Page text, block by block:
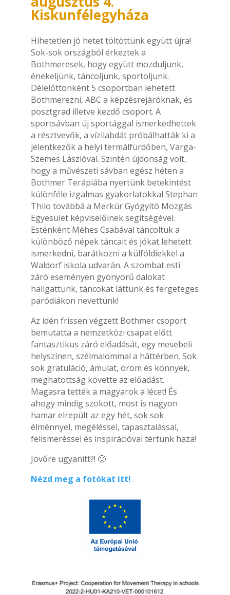
Kiskunfélegyháza
Hihetetlen jó hetet töltöttünk együtt újra!
Sok-sok országból érkeztek a
Bothmeresek, hogy együtt mozduljunk,
énekeljünk, táncoljunk, sportoljunk.
Délelőttönként 5 csoportban lehetett
Bothmerezni, ABC a képzésrejáróknak, és
posztgrad illetve kezdő csoport. A
sportsávban új sportággal ismerkedhettek
a résztvevők, a vízilabdát próbálhatták ki a
jelentkezők a helyi termálfürdőben, Varga-
Szemes Lászlóval. Szintén újdonság volt,
hogy a művészeti sávban egész héten a
Bothmer Terápiába nyertünk betekintést
különféle izgalmas gyakorlatokkal Stephan
Thilo továbbá a Merkúr Gyógyító Mozgás
Egyesület képviselőinek segítségével.
Esténként Méhes Csabával táncoltuk a
különböző népek táncait és jókat lehetett
ismerkedni, barátkozni a külföldiekkel a
Waldorf iskola udvarán. A szombat esti
záró eseményen gyönyörű dalokat
hallgattunk, táncokat láttunk és fergeteges
paródiákon nevettünk!
Az idén frissen végzett Bothmer csoport
bemutatta a nemzetközi csapat előtt
fantasztikus záró előadását, egy mesebeli
helyszínen, szélmalommal a háttérben. Sok
sok gratuláció, ámulat, öröm és könnyek,
meghatottság követte az előadást.
Magasra tették a magyarok a lécet! És
ahogy mindig szokott, most is nagyon
hamar elrepült az egy hét, sok sok
élménnyel, megéléssel, tapasztalással,
felismeréssel és inspirációval tértünk haza!
Jövőre ugyanitt?! 🙂
Nézd meg a fotókat itt!